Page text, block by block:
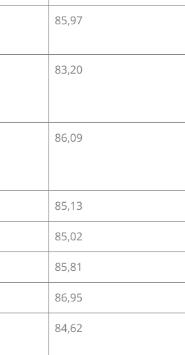
85,97
83,20
86,09
85,13
85,02
85,81
86,95
84,62